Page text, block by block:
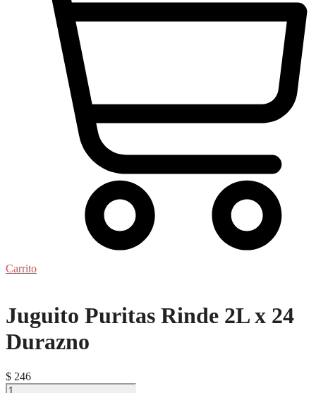
Carrito
Juguito Puritas Rinde 2L x 24
Durazno
$ 246
Juguito